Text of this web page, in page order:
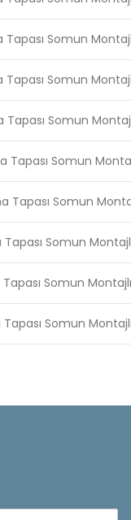
Tapası Somun
Tapası Somun
Tapası Somun
Tapası Somun
Tapası Somun
Tapası Somun
Tapası Somun
Tapası Somun